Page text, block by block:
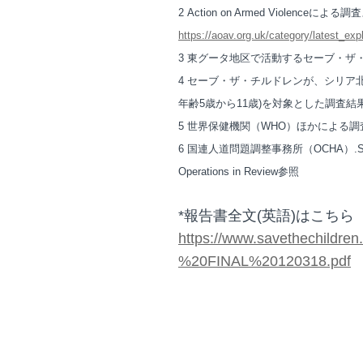
2 Action on Armed Violenceによる調
https://aoav.org.uk/category/
3 東グータ地区で活動するセーブ・ザ
4 セーブ・ザ・チルドレンが、シリア
年齢5歳から11歳)を対象とした調査結
5 世界保健機関（WHO）ほかによる調
6 国連人道問題調整事務所（OCHA）
Operations in Review参照
*報告書全文(英語)はこちら
https://
%20FINAL%20120318.pdf